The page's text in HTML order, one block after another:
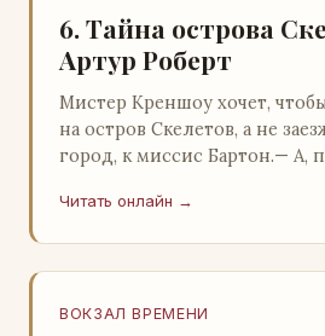
6. Тайна острова
Артур Роберт
Мистер Креншоу хочет,
на остров Скелетов, а не
город, к миссис Бартон.— А,
«кризис»…
Читать онлайн →
ВОКЗАЛ ВРЕМЕНИ